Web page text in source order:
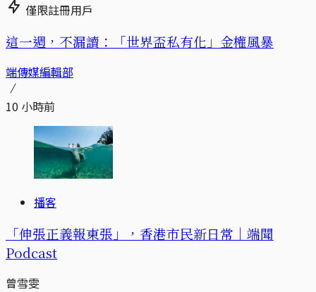
僅限註冊用戶
這一週，不漏讀：「世界盃私有化」金權風暴
端傳媒編輯部
10 小時前
播客
「伸張正義報東張」，香港市民新日常｜端聞
Podcast
曾雪雯